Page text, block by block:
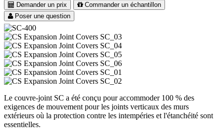
Demander un prix
Commander un échantillon
Poser une question
Le couvre-joint SC a été conçu pour accommoder 100 % des
exigences de mouvement pour les joints verticaux des murs
extérieurs où la protection contre les intempéries et l'étanchéité sont
essentielles.